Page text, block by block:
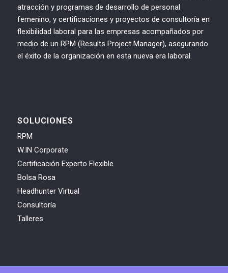
atracción y programas de desarrollo de personal
femenino, y certificaciones y proyectos de consultoría en
flexibilidad laboral para las empresas acompañados por
medio de un RPM (Results Project Manager), asegurando
el éxito de la organización en esta nueva era laboral.
SOLUCIONES
RPM
W.IN Corporate
Certificación Experto Flexible
Bolsa Rosa
Headhunter Virtual
Consultoría
Talleres